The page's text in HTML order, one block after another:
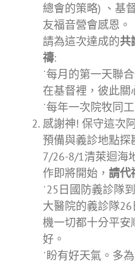
總會的策略) 、基
友福音營會感恩。
請為這次達成的共
禱:
˙每月的第一天聯
在基督裡，彼此關
˙每年一次院牧同
感謝神! 保守這次
預備與義診地點探
7/26-8/1清萊迴海
作即將開始， 請代
˙25日國防義診隊
大醫院的義診隊
機一切都十分平安
好。
˙盼有好天氣。多